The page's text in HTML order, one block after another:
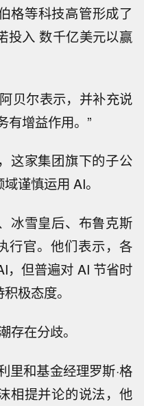
格等科技高管形成了
投入 数千亿美元以赢
贝尔表示，并补充说
有增益作用。”
这家集团旗下的子公
谨慎运用 AI。
冰雪皇后、布鲁克斯
行官。他们表示，各
，但普遍对 AI 节省时
极态度。
存在分歧。
里和基金经理罗斯·格
相提并论的说法，他